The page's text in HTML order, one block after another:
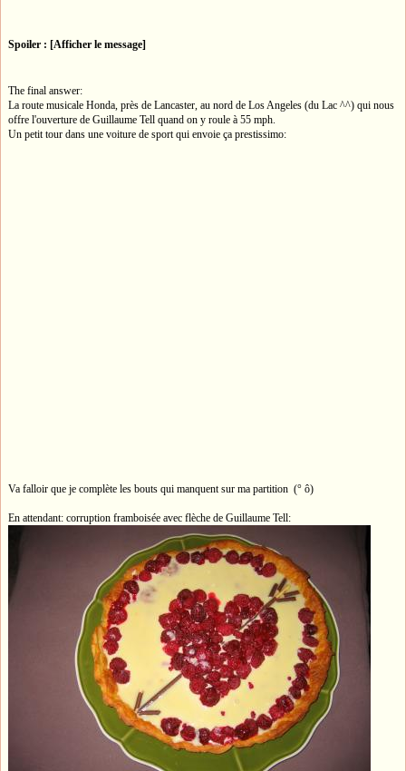
Spoiler : [Afficher le message]
The final answer:
La route musicale Honda, près de Lancaster, au nord de Los Angeles (du Lac ^^) qui nous
offre l'ouverture de Guillaume Tell quand on y roule à 55 mph.
Un petit tour dans une voiture de sport qui envoie ça prestissimo:
Va falloir que je complète les bouts qui manquent sur ma partition (° ô)
En attendant: corruption framboisée avec flèche de Guillaume Tell: